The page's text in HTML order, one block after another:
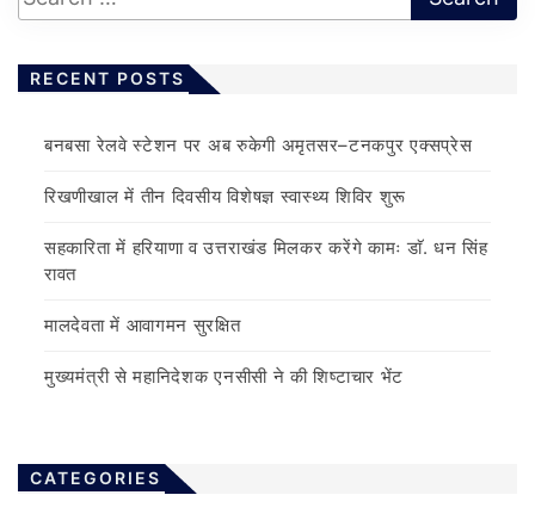
RECENT POSTS
बनबसा रेलवे स्टेशन पर अब रुकेगी अमृतसर–टनकपुर एक्सप्रेस
रिखणीखाल में तीन दिवसीय विशेषज्ञ स्वास्थ्य शिविर शुरू
सहकारिता में हरियाणा व उत्तराखंड मिलकर करेंगे कामः डाॅ. धन सिंह
रावत
मालदेवता में आवागमन सुरक्षित
मुख्यमंत्री से महानिदेशक एनसीसी ने की शिष्टाचार भेंट
CATEGORIES